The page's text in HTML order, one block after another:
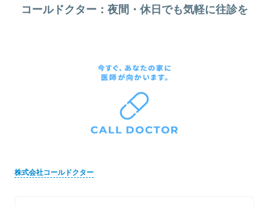
コールドクター：夜間・休日でも気軽に往診を
株式会社コールドクター